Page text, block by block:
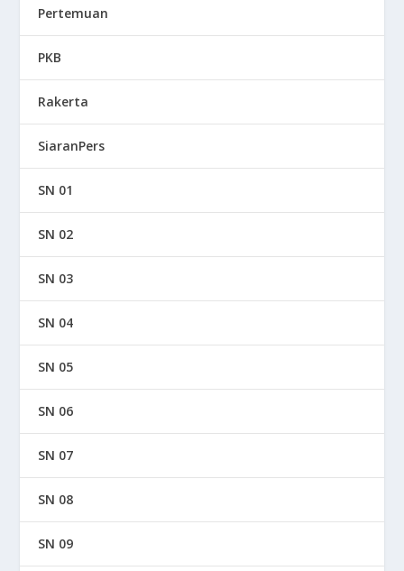
Pertemuan
PKB
Rakerta
SiaranPers
SN 01
SN 02
SN 03
SN 04
SN 05
SN 06
SN 07
SN 08
SN 09